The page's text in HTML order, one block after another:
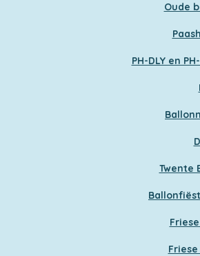
Oude
PH-DLY en
Twente